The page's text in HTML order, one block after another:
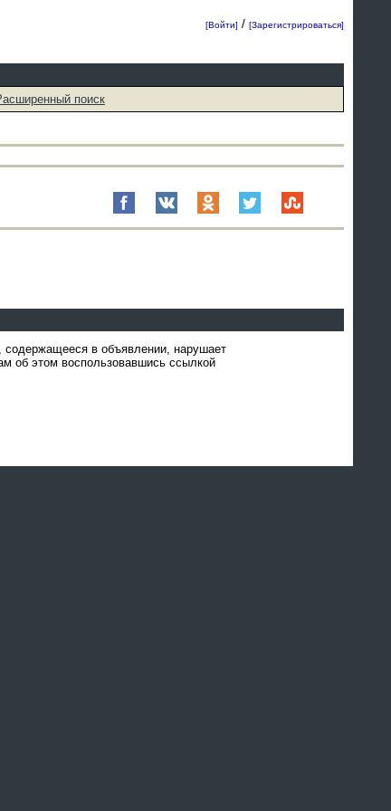
[Войти] /[Зарегистрироваться]
поиск
содержащееся в объявлении, нарушает
об этом воспользовавшись ссылкой